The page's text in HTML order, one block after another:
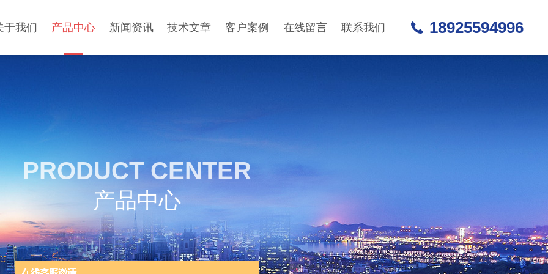
于我们 产品中心 新闻资讯 技术文章 客户案例 在线留言 联系我们 18925594996
PRODUCT CENTER
产品中心